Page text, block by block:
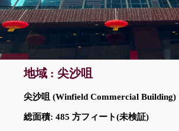
地域 : 尖沙咀
尖沙咀 (Winfield Commercial Building)
総面積: 485 方フィート(未検証)